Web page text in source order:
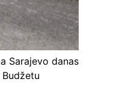
Sarajevo danas